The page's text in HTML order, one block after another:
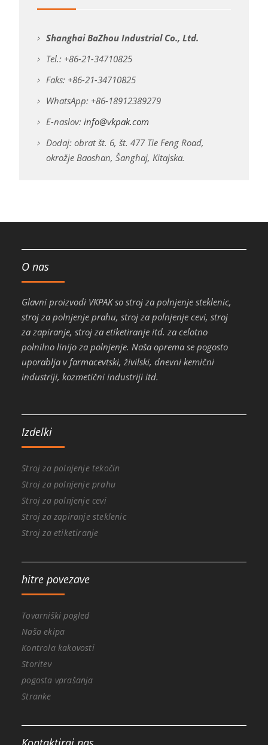
Shanghai BaZhou Industrial Co., Ltd.
Tel.: +86-21-34710825
Faks: +86-21-34710825
WhatsApp: +86-18912389279
E-naslov: info@vkpak.com
Dodaj: obrat št. 6, št. 477 Tie Feng Road,
okrožje Baoshan, Šanghaj, Kitajska.
O nas
Glavni proizvodi VKPAK so stroj za polnjenje steklenic,
stroj za polnjenje prahu, stroj za polnjenje cevi, stroj
za zapiranje, stroj za etiketiranje itd. za celotno
polnilno linijo za polnjenje. Naša oprema se pogosto
uporablja v farmacevtski, živilski, dnevni kemični
industriji, kozmetični industriji itd.
Izdelki
Stroj za polnjenje tekočin
Stroj za polnjenje prahu
Stroj za polnjenje cevi
Stroj za zapiranje steklenic
Stroj za etiketiranje
hitre povezave
Tovarniški pogled
Naša ekipa
Kontrola kakovosti
Storitev
pogosta vprašanja
Stranke